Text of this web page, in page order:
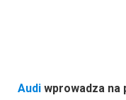
Audi wprowadza na